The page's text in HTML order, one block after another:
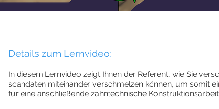
Details zum Lernvideo:
In diesem Lernvideo zeigt Ihnen der Referent, wie Sie
scandaten miteinander verschmelzen können, um somit
für eine anschließende zahntechnische